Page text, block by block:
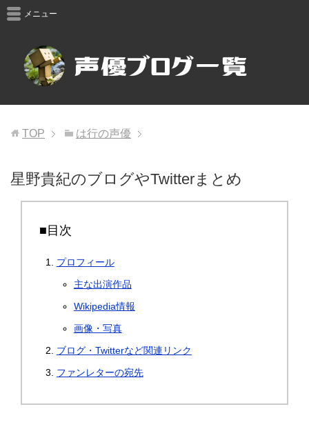
メニュー
TOP は行の声優
星野貴紀のブログやTwitterまとめ
■目次
プロフィール
主な出演作品
Wikipedia情報
画像・写真
ブログ・Twitterなど関連リンク
ファンレターの宛先